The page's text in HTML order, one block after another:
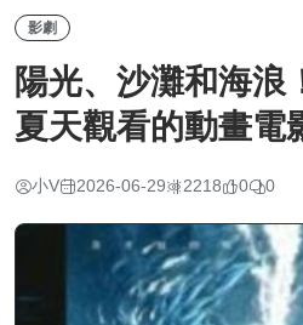
影劇
陽光、沙灘和海浪
夏天觀看的動畫電
小V 2026-06-29 2218 0 0